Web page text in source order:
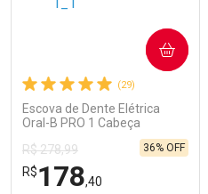
(29)
Escova de Dente Elétrica
Oral-B PRO 1 Cabeça
Redonda Recarregável 1
Unidade
R$ 278,99
R$178,40
36% OFF
COMPRAR